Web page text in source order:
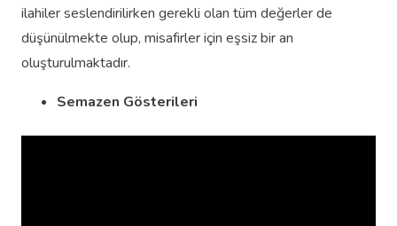
ilahiler seslendirilirken gerekli olan tüm değerler de
düşünülmekte olup, misafirler için eşsiz bir an
oluşturulmaktadır.
Semazen Gösterileri